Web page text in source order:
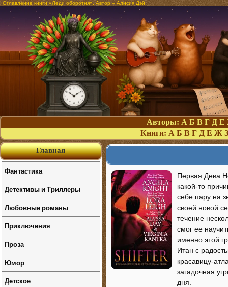
Оглавление книги «Леди оборотня». Автор – Алисия Дэй
Авторы: А Б В Г Д Е
Книги: А Б В Г Д Е Ж З
Первая Дева
какой-то
себе пару на
своей новой
течение
смог ее
именно этой
Итан с
красавицу-
загадочная
дня.
Главная
Фантастика
Детективы и Триллеры
Любовные романы
Приключения
Проза
Юмор
Детское